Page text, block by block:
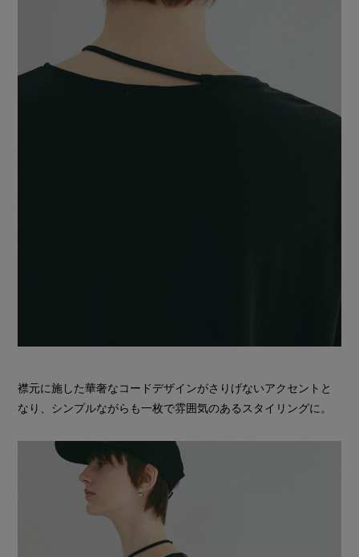
襟元に施した華奢なコードデザインがさりげないアクセントと
なり、シンプルながらも一枚で雰囲気のあるスタイリングに。